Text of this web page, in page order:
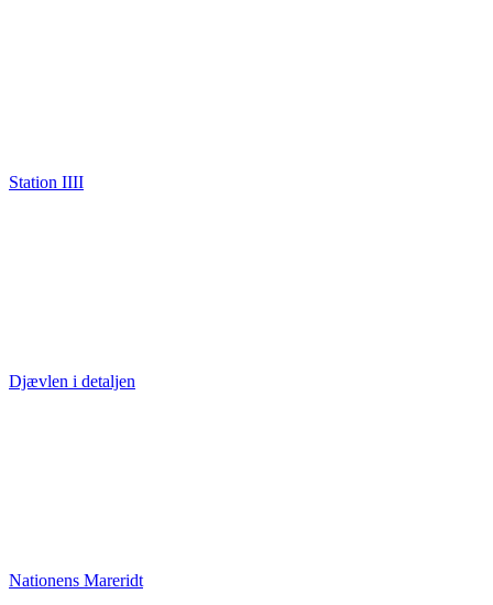
Station IIII
Djævlen i detaljen
Nationens Mareridt